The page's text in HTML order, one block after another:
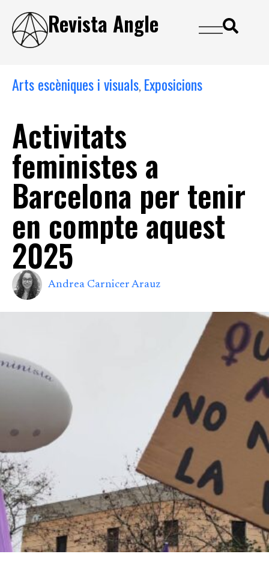
Revista Angle
Arts escèniques i visuals, Exposicions
Activitats
feministes a
Barcelona per tenir
en compte aquest
2025
Andrea Carnicer Arauz